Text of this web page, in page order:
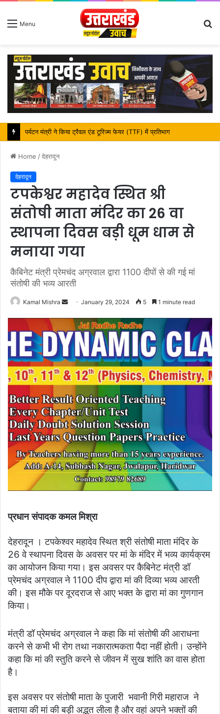
Menu
महापौर शंभू पासवान के जन्मदिवस पर क्षेत्र में विकास की सौगात
Home /देहरादून
देहरादून
टपकेश्वर महादेव स्थित श्री
संतोषी माता मंदिर का 26 वा
स्थापना दिवस बड़ी धूम धाम से
मनाया गया
कैबिनेट मंत्री प्रेमचंद अग्रवाल द्वारा 1100 दीपों से की गई मां
संतोषी की भव्य आरती
Kamal Mishra
Send
email
January 29, 2024 5 1 minute read
प्रधान संपादक कमल मिश्रा
देहरादून । टपकेश्वर महादेव स्थित श्री संतोषी माता मंदिर के
26 वे स्थापना दिवस के अवसर पर मां के मंदिर में भव्य कार्यक्रम
का आयोजन किया गया। इस अवसर पर कैबिनेट मंत्री डॉ
प्रेमचंद अग्रवाल ने 1100 दीप द्वारा मां की दिव्या भव्य आरती
की। इस मौके पर दूरदराज से आए भक्त के द्वारा मां का गुणगान
किया।
मंत्री डॉ प्रेमचंद अग्रवाल ने कहा कि मां संतोषी की आराधना
करने से कभी भी रोग तथा नकारात्मकता पैदा नहीं होती। उन्होंने
कहा कि मां की स्तुति करने से जीवन में सुख शांति का वास होता
है।
इस अवसर पर संतोषी माता के पुजारी भवानी गिरी महाराज ने
बताया की मां की बड़ी अद्भुत लीला है और वहां अपने भक्तों की